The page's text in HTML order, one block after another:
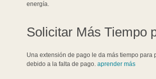
energía.
Solicitar Más Tiempo
Una extensión de pago le da más tiempo
debido a la falta de pago.aprender más